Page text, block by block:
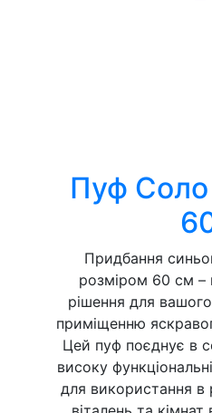
Пуф Соло
Придбання
розміром 60 см –
рішення для вашого
приміщенню
Цей пуф поєднує в
високу
для використання в